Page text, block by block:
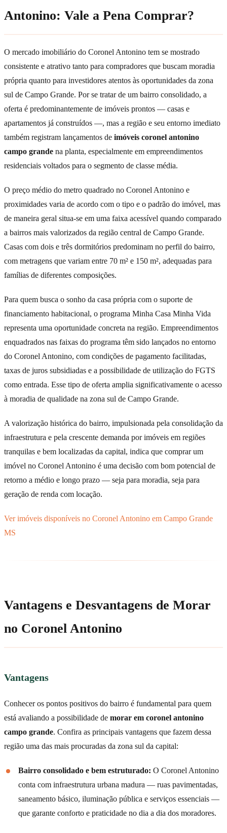
Antonino: Vale a Pena Comprar?
O mercado imobiliário do Coronel Antonino tem se mostrado
consistente e atrativo tanto para compradores que buscam moradia
própria quanto para investidores atentos às oportunidades da zona
sul de Campo Grande. Por se tratar de um bairro consolidado, a
oferta é predominantemente de imóveis prontos — casas e
apartamentos já construídos —, mas a região e seu entorno imediato
também registram lançamentos de imóveis coronel antonino
campo grande na planta, especialmente em empreendimentos
residenciais voltados para o segmento de classe média.
O preço médio do metro quadrado no Coronel Antonino e
proximidades varia de acordo com o tipo e o padrão do imóvel, mas
de maneira geral situa-se em uma faixa acessível quando comparado
a bairros mais valorizados da região central de Campo Grande.
Casas com dois e três dormitórios predominam no perfil do bairro,
com metragens que variam entre 70 m² e 150 m², adequadas para
famílias de diferentes composições.
Para quem busca o sonho da casa própria com o suporte de
financiamento habitacional, o programa Minha Casa Minha Vida
representa uma oportunidade concreta na região. Empreendimentos
enquadrados nas faixas do programa têm sido lançados no entorno
do Coronel Antonino, com condições de pagamento facilitadas,
taxas de juros subsidiadas e a possibilidade de utilização do FGTS
como entrada. Esse tipo de oferta amplia significativamente o acesso
à moradia de qualidade na zona sul de Campo Grande.
A valorização histórica do bairro, impulsionada pela consolidação da
infraestrutura e pela crescente demanda por imóveis em regiões
tranquilas e bem localizadas da capital, indica que comprar um
imóvel no Coronel Antonino é uma decisão com bom potencial de
retorno a médio e longo prazo — seja para moradia, seja para
geração de renda com locação.
Ver imóveis disponíveis no Coronel Antonino em Campo Grande
MS
Vantagens e Desvantagens de Morar
no Coronel Antonino
Vantagens
Conhecer os pontos positivos do bairro é fundamental para quem
está avaliando a possibilidade de morar em coronel antonino
campo grande. Confira as principais vantagens que fazem dessa
região uma das mais procuradas da zona sul da capital:
Bairro consolidado e bem estruturado: O Coronel Antonino
conta com infraestrutura urbana madura — ruas pavimentadas,
saneamento básico, iluminação pública e serviços essenciais —
que garante conforto e praticidade no dia a dia dos moradores.